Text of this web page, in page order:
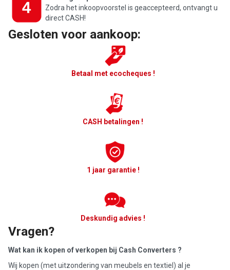
Zodra het inkoopvoorstel is geaccepteerd, ontvangt u
direct CASH!
Gesloten voor aankoop:
Betaal met ecocheques !
CASH betalingen !
1 jaar garantie !
Deskundig advies !
Vragen?
Wat kan ik kopen of verkopen bij Cash Converters ?
Wij kopen (met uitzondering van meubels en textiel) al je